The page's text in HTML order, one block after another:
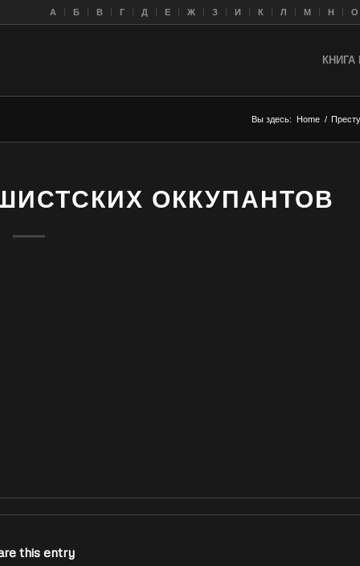
A Б В Г Д Е Ж З И К Л M Н О
КНИГА I
Вы здесь: Home /
ОККУПАНТОВ
this entry